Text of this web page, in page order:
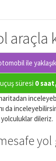
araçla
ile
süresi 0
haritadan
da
yolculuklar dileriz.
yol